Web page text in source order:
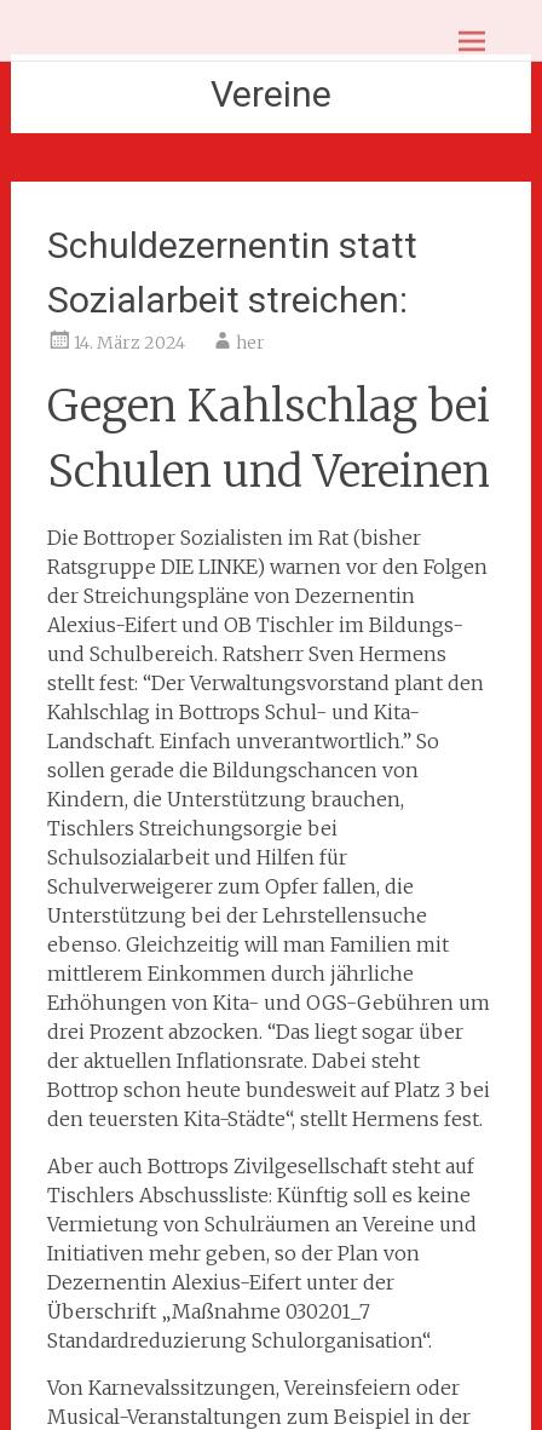
BOT.Sozial – Bottroper Sozialistinnen
und SozialistenVereine
Schuldezernentin statt
Sozialarbeit streichen:
14. März 2024 her
Gegen Kahlschlag bei
Schulen und Vereinen
Die Bottroper Sozialisten im Rat (bisher
Ratsgruppe DIE LINKE) warnen vor den Folgen
der Streichungspläne von Dezernentin
Alexius-Eifert und OB Tischler im Bildungs-
und Schulbereich. Ratsherr Sven Hermens
stellt fest: “Der Verwaltungsvorstand plant den
Kahlschlag in Bottrops Schul- und Kita-
Landschaft. Einfach unverantwortlich.” So
sollen gerade die Bildungschancen von
Kindern, die Unterstützung brauchen,
Tischlers Streichungsorgie bei
Schulsozialarbeit und Hilfen für
Schulverweigerer zum Opfer fallen, die
Unterstützung bei der Lehrstellensuche
ebenso. Gleichzeitig will man Familien mit
mittlerem Einkommen durch jährliche
Erhöhungen von Kita- und OGS-Gebühren um
drei Prozent abzocken. “Das liegt sogar über
der aktuellen Inflationsrate. Dabei steht
Bottrop schon heute bundesweit auf Platz 3 bei
den teuersten Kita-Städte“, stellt Hermens fest.
Aber auch Bottrops Zivilgesellschaft steht auf
Tischlers Abschussliste: Künftig soll es keine
Vermietung von Schulräumen an Vereine und
Initiativen mehr geben, so der Plan von
Dezernentin Alexius-Eifert unter der
Überschrift „Maßnahme 030201_7
Standardreduzierung Schulorganisation“.
Von Karnevalssitzungen, Vereinsfeiern oder
Musical-Veranstaltungen zum Beispiel in der